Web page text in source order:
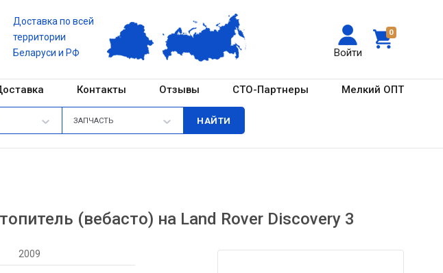
0
Войти
Доставка по всей
территории
Беларуси и РФ
Контакты Отзывы СТО-Партнеры Мелкий ОПТ
ЗАПЧАСТЬ
(вебасто) на Land Rover Discovery 3
2009